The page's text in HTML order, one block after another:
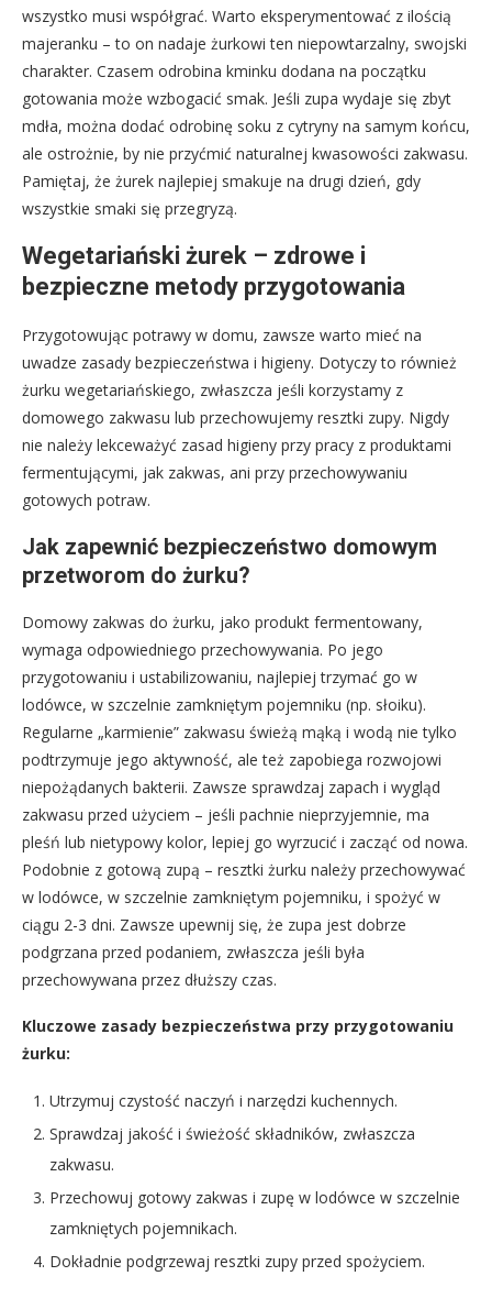
wszystko musi współgrać. Warto eksperymentować z ilością
majeranku – to on nadaje żurkowi ten niepowtarzalny, swojski
charakter. Czasem odrobina kminku dodana na początku
gotowania może wzbogacić smak. Jeśli zupa wydaje się zbyt
mdła, można dodać odrobinę soku z cytryny na samym końcu,
ale ostrożnie, by nie przyćmić naturalnej kwasowości zakwasu.
Pamiętaj, że żurek najlepiej smakuje na drugi dzień, gdy
wszystkie smaki się przegryzą.
Wegetariański żurek – zdrowe i
bezpieczne metody przygotowania
Przygotowując potrawy w domu, zawsze warto mieć na
uwadze zasady bezpieczeństwa i higieny. Dotyczy to również
żurku wegetariańskiego, zwłaszcza jeśli korzystamy z
domowego zakwasu lub przechowujemy resztki zupy. Nigdy
nie należy lekceważyć zasad higieny przy pracy z produktami
fermentującymi, jak zakwas, ani przy przechowywaniu
gotowych potraw.
Jak zapewnić bezpieczeństwo domowym
przetworom do żurku?
Domowy zakwas do żurku, jako produkt fermentowany,
wymaga odpowiedniego przechowywania. Po jego
przygotowaniu i ustabilizowaniu, najlepiej trzymać go w
lodówce, w szczelnie zamkniętym pojemniku (np. słoiku).
Regularne „karmienie” zakwasu świeżą mąką i wodą nie tylko
podtrzymuje jego aktywność, ale też zapobiega rozwojowi
niepożądanych bakterii. Zawsze sprawdzaj zapach i wygląd
zakwasu przed użyciem – jeśli pachnie nieprzyjemnie, ma
pleśń lub nietypowy kolor, lepiej go wyrzucić i zacząć od nowa.
Podobnie z gotową zupą – resztki żurku należy przechowywać
w lodówce, w szczelnie zamkniętym pojemniku, i spożyć w
ciągu 2-3 dni. Zawsze upewnij się, że zupa jest dobrze
podgrzana przed podaniem, zwłaszcza jeśli była
przechowywana przez dłuższy czas.
Kluczowe zasady bezpieczeństwa przy przygotowaniu
żurku:
Utrzymuj czystość naczyń i narzędzi kuchennych.
Sprawdzaj jakość i świeżość składników, zwłaszcza
zakwasu.
Przechowuj gotowy zakwas i zupę w lodówce w szczelnie
zamkniętych pojemnikach.
Dokładnie podgrzewaj resztki zupy przed spożyciem.